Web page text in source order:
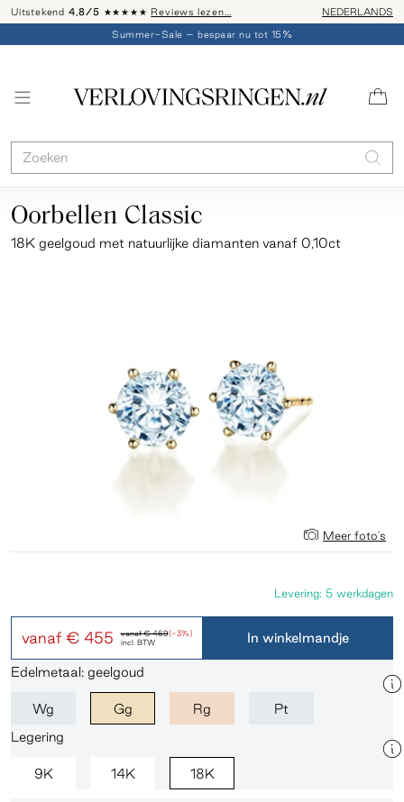
Uitstekend 4,8/5 ★★★★★ Reviews lezen… Advies: 020 -
NEDERLANDS
Summer-Sale – bespaar nu tot 15%
Oorbellen Classic
18K geelgoud met natuurlijke diamanten vanaf 0,10ct
Meer foto's
vanaf€ 469(-3%)
vanaf € 455 incl. BTW
Levering: 5 werkdagen
In winkelmandje
Edelmetaal: geelgoud
Wg Gg Rg
Pt
Legering
9K 14K 18K